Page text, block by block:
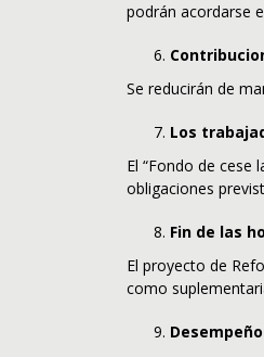
podrán acordarse
Se reducirán de
Los
El “Fondo de
obligaciones
Fin de las
El proyecto de
como